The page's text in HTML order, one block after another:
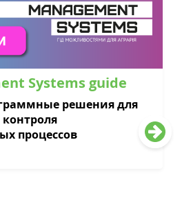
Systems guide
решения для
процессов